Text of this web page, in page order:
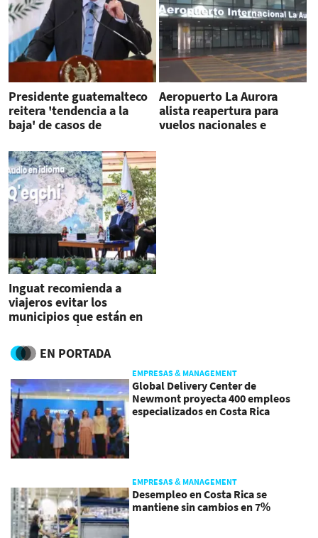
Presidente guatemalteco
reitera 'tendencia a la
baja' de casos de
Aeropuerto La Aurora
alista reapertura para
vuelos nacionales e
Inguat recomienda a
viajeros evitar los
municipios que están en
rojo en semáforo
epidemiológico
EN PORTADA
EMPRESAS & MANAGEMENT
Global Delivery Center de
Newmont proyecta 400 empleos
especializados en Costa Rica
EMPRESAS & MANAGEMENT
Desempleo en Costa Rica se
mantiene sin cambios en 7%